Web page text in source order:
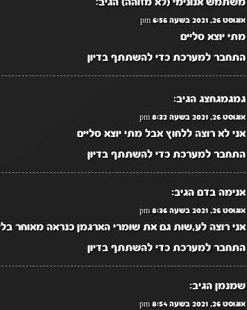
אוגוסט 26, 2021 בשעה 6:56 pm
מתי יוצא סליים
התחבר למערכת כדי להשתתף בדיון
גמגמגחצג הגיב:
אוגוסט 26, 2021 בשעה 8:32 pm
אני לא רוצה ללחוץ אבל מתי יוצא סליים
התחבר למערכת כדי להשתתף בדיון
אנימה בדם הגיב:
אוגוסט 26, 2021 בשעה 8:36 pm
אני רוצה לע,שות גם את שומרי הארגמן כנראה מאוחר
התחבר למערכת כדי להשתתף בדיון
שמנמן הגיב:
אוגוסט 26, 2021 בשעה 8:54 pm